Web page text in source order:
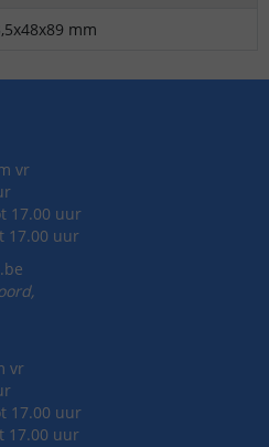
mm
vr
17.00 uur
17.00 uur
vr
17.00 uur
17.00 uur